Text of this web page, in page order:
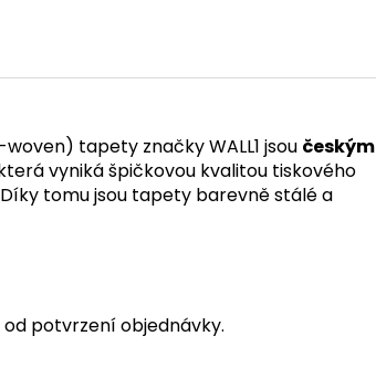
tapety značky WALL1 jsou českým
vyniká špičkovou kvalitou tiskového
tomu jsou tapety barevně stálé a
potvrzení objednávky.